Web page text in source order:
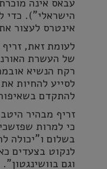
הישראלי"). כדי
אינטרס לעצור
לעומת זאת,
רקח הנשיא
לסייע להחיות
להתקדם
זריף מבהיר
כי למרות
בשלום ו"יכולה
לנקוט בצעדים
וגם בוושינגטון".